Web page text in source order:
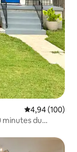
Évaluation
4,94 (100)
minutes du